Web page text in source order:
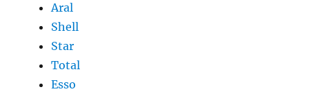
Aral
Shell
Star
Total
Esso